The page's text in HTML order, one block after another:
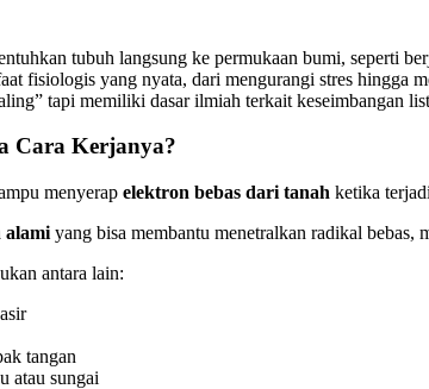
tubuh langsung ke permukaan bumi, seperti
fisiologis yang nyata, dari mengurangi stres hingga
tapi memiliki dasar ilmiah terkait keseimbangan
Cara Kerjanya?
menyerap elektron bebas dari tanah ketika
alami yang bisa membantu menetralkan radikal bebas,
antara lain:
tangan
atau sungai